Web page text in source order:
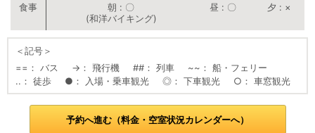
朝
〇
(和洋バイキング)
昼 〇 夕 ×
＜記号＞
==
バス → 飛行機 ## 列車 ~~
船・フェリー
..
徒歩 ● 入場・乗車観光 ◎ 下車観光 ○ 車窓観光
予約へ進む（料金・空室状況カレンダーへ）